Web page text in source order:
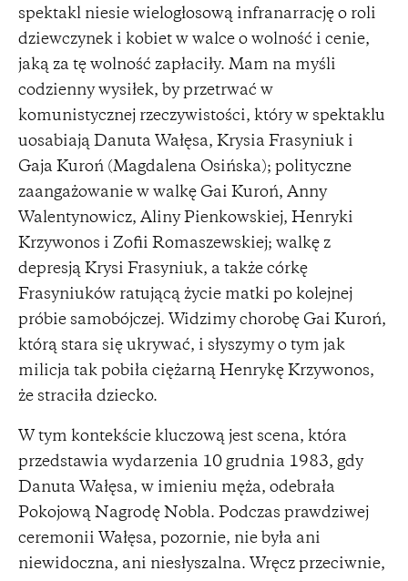
spektakl niesie wielogłosową infranarrację o roli
dziewczynek i kobiet w walce o wolność i cenie,
jaką za tę wolność zapłaciły. Mam na myśli
codzienny wysiłek, by przetrwać w
komunistycznej rzeczywistości, który w spektaklu
uosabiają Danuta Wałęsa, Krysia Frasyniuk i
Gaja Kuroń (Magdalena Osińska); polityczne
zaangażowanie w walkę Gai Kuroń, Anny
Walentynowicz, Aliny Pienkowskiej, Henryki
Krzywonos i Zofii Romaszewskiej; walkę z
depresją Krysi Frasyniuk, a także córkę
Frasyniuków ratującą życie matki po kolejnej
próbie samobójczej. Widzimy chorobę Gai Kuroń,
którą stara się ukrywać, i słyszymy o tym jak
milicja tak pobiła ciężarną Henrykę Krzywonos,
że straciła dziecko.
W tym kontekście kluczową jest scena, która
przedstawia wydarzenia 10 grudnia 1983, gdy
Danuta Wałęsa, w imieniu męża, odebrała
Pokojową Nagrodę Nobla. Podczas prawdziwej
ceremonii Wałęsa, pozornie, nie była ani
niewidoczna, ani niesłyszalna. Wręcz przeciwnie,